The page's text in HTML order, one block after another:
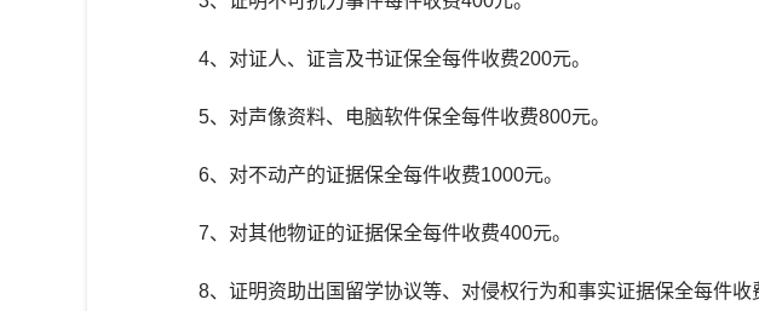
4、对证人、证言及书证保全每件收费200元。
5、对声像资料、电脑软件保全每件收费800元。
6、对不动产的证据保全每件收费1000元。
7、对其他物证的证据保全每件收费400元。
8、证明资助出国留学协议等、对侵权行为和事实证据保全每件收